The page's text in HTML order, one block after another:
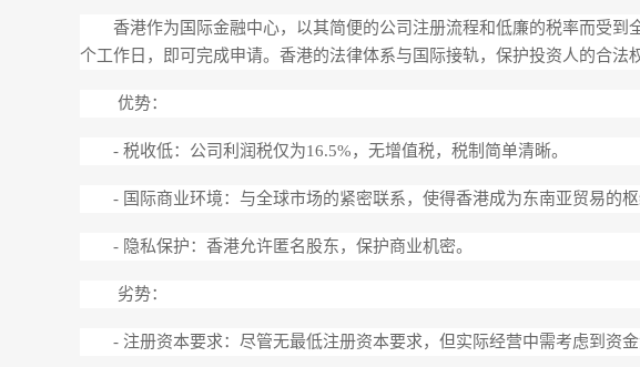
香港作为国际金融中心，以其简便的公司注册流程和低廉的税率而受到
个工作日，即可完成申请。香港的法律体系与国际接轨，保护投资人的合法
优势：
- 税收低：公司利润税仅为16.5%，无增值税，税制简单清晰。
- 国际商业环境：与全球市场的紧密联系，使得香港成为东南亚贸易的枢
- 隐私保护：香港允许匿名股东，保护商业机密。
劣势：
- 注册资本要求：尽管无最低注册资本要求，但实际经营中需考虑到资金